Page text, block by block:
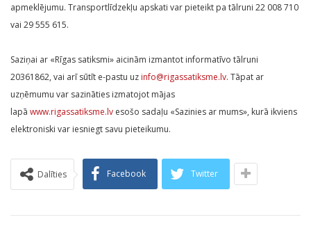
apmeklējumu. Transportlīdzekļu apskati var pieteikt pa tālruni 22 008 710
vai 29 555 615.
Saziņai ar «Rīgas satiksmi» aicinām izmantot informatīvo tālruni
20361862, vai arī sūtīt e-pastu uz info@rigassatiksme.lv. Tāpat ar
uzņēmumu var sazināties izmatojot mājas
lapā www.rigassatiksme.lv esošo sadaļu «Sazinies ar mums», kurā ikviens
elektroniski var iesniegt savu pieteikumu.
Dalīties Facebook Twitter